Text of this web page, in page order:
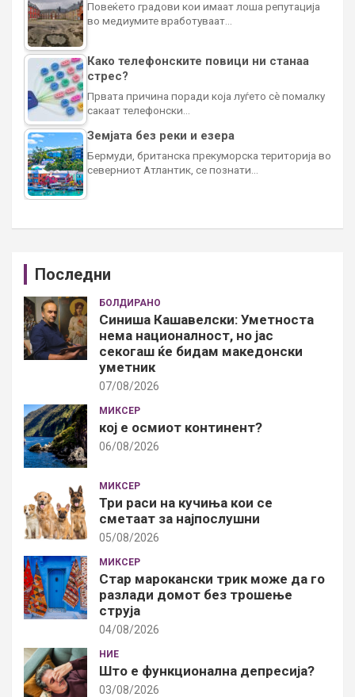
Повеќето градови кои имаат лоша репутација
во медиумите вработуваат…
Како телефонските повици ни станаа
стрес?
Првата причина поради која луѓето сè помалку
сакаат телефонски…
Земјата без реки и езера
Бермуди, британска прекуморска територија во
северниот Атлантик, се познати…
Последни
БОЛДИРАНО
Синиша Кашавелски: Уметноста
нема националност, но јас
секогаш ќе бидам македонски
уметник
07/08/2026
МИКСЕР
кој е осмиот континент?
06/08/2026
МИКСЕР
Три раси на кучиња кои се
сметаат за најпослушни
05/08/2026
МИКСЕР
Стар марокански трик може да го
разлади домот без трошење
струја
04/08/2026
НИЕ
Што е функционална депресија?
03/08/2026